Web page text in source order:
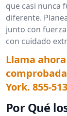
que casi nunca
diferente.
junto con
con cuidado
Llama
York. 855-
Por Qué